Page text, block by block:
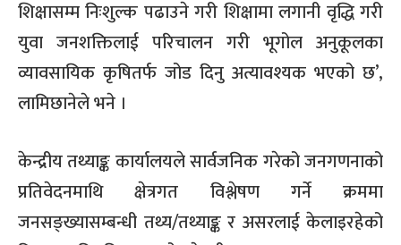
शिक्षासम्म निःशुल्क पढाउने गरी शिक्षामा लगानी वृद्धि गरी
युवा जनशक्तिलाई परिचालन गरी भूगोल अनुकूलका
व्यावसायिक कृषितर्फ जोड दिनु अत्यावश्यक भएको छ’,
लामिछानेले भने ।
केन्द्रीय तथ्याङ्क कार्यालयले सार्वजनिक गरेको जनगणनाको
प्रतिवेदनमाथि क्षेत्रगत विश्लेषण गर्ने क्रममा
जनसङ्ख्यासम्बन्धी तथ्य/तथ्याङ्क र असरलाई केलाइरहेको